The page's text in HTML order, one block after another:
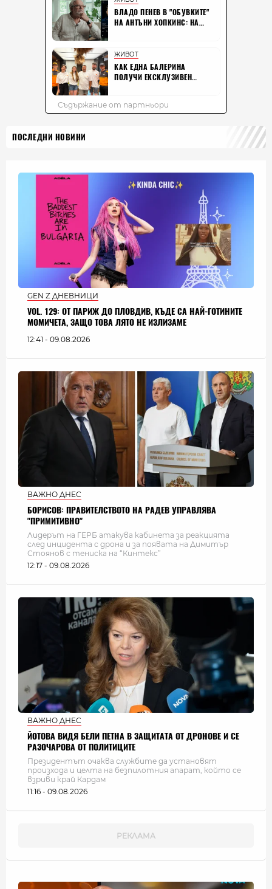
ПОСЛЕДНИ НОВИНИ
GEN Z ДНЕВНИЦИ
VOL. 129: ОТ ПАРИЖ ДО ПЛОВДИВ, КЪДЕ СА НАЙ-ГОТИНИТЕ
МОМИЧЕТА, ЗАЩО ТОВА ЛЯТО НЕ ИЗЛИЗАМЕ
12:41 - 09.08.2026
ВАЖНО ДНЕС
БОРИСОВ: ПРАВИТЕЛСТВОТО НА РАДЕВ УПРАВЛЯВА
"ПРИМИТИВНО"
Лидерът на ГЕРБ атакува кабинета за реакцията
след инцидента с дрона и за появата на Димитър
Стоянов с тениска на “Кинтекс”
12:17 - 09.08.2026
ВАЖНО ДНЕС
ЙОТОВА ВИДЯ БЕЛИ ПЕТНА В ЗАЩИТАТА ОТ ДРОНОВЕ И СЕ
РАЗОЧАРОВА ОТ ПОЛИТИЦИТЕ
Президентът очаква службите да установят
произхода и целта на безпилотния апарат, който се
взриви край Кардам
11:16 - 09.08.2026